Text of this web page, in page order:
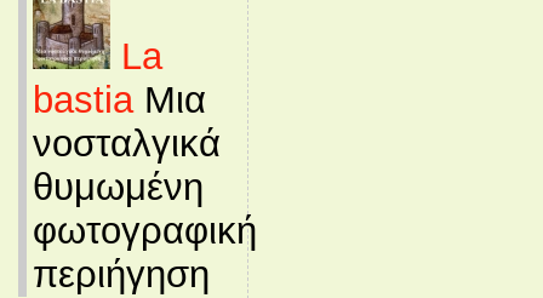
La
bastiaΜια
νοσταλγικά
θυμωμένη
φωτογραφική
περιήγηση